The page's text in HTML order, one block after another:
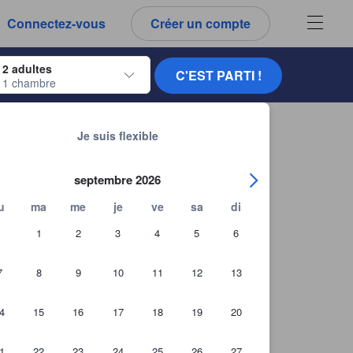
Connectez-vous Créer un compte
naviguer, appuyez sur Entrée pour sélectionner.
2 adultes
1 chambre
de dates. Utilisez les flèches du clavier pour naviguer entre les
Je suis flexible
septembre 2026
ma me je ve sa di
1 2 3 4 5 6
8 9 10 11 12 13
15 16 17 18 19 20
C'EST PARTI !
et tous les commentaires que vous voyez sont authentiques.